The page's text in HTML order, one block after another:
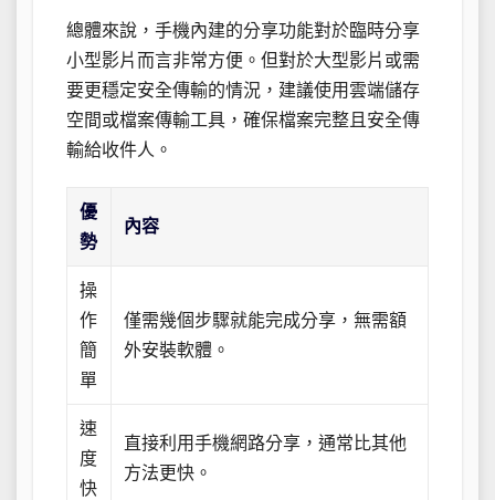
總體來說，手機內建的分享功能對於臨時分享
小型影片而言非常方便。但對於大型影片或需
要更穩定安全傳輸的情況，建議使用雲端儲存
空間或檔案傳輸工具，確保檔案完整且安全傳
輸給收件人。
優
勢
內容
操
作
簡
單
僅需幾個步驟就能完成分享，無需額
外安裝軟體。
速
度
快
直接利用手機網路分享，通常比其他
方法更快。